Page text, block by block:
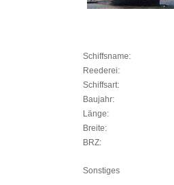
Schiffsname:
Reederei:
Schiffsart:
Baujahr:
Länge:
Breite:
BRZ:
Sonstiges